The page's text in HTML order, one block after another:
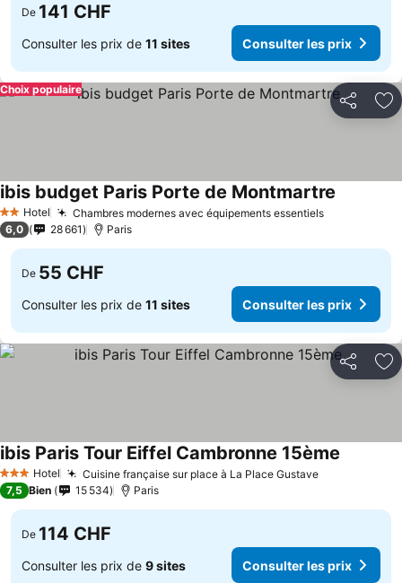
De 141 CHF
Consulter les prix de 11 sites Consulter les prix
Partager
Choix populaire
2 Étoiles
Hotel Chambres modernes avec équipements essentiels
ibis budget Paris Porte de Montmartre
6,0 28 661 Paris
De 55 CHF
Consulter les prix de 11 sites Consulter les prix
Partager
3 ÉtoilesHotel Cuisine française sur place à La Place Gustave
ibis Paris Tour Eiffel Cambronne 15ème
7,5 Bien 15 534 Paris
De 114 CHF
Consulter les prix de 9 sites Consulter les prix